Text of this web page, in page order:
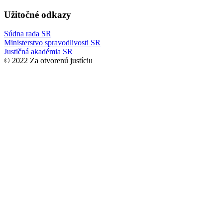
Užitočné odkazy
Súdna rada SR
Ministerstvo spravodlivosti SR
Justičná akadémia SR
© 2022 Za otvorenú justíciu